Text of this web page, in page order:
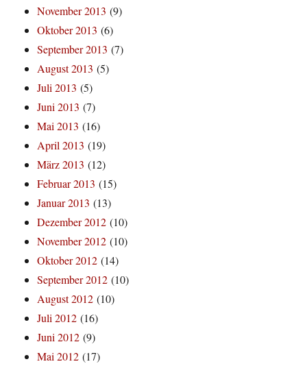
November 2013 (9)
Oktober 2013 (6)
September 2013 (7)
August 2013 (5)
Juli 2013 (5)
Juni 2013 (7)
Mai 2013 (16)
April 2013 (19)
März 2013 (12)
Februar 2013 (15)
Januar 2013 (13)
Dezember 2012 (10)
November 2012 (10)
Oktober 2012 (14)
September 2012 (10)
August 2012 (10)
Juli 2012 (16)
Juni 2012 (9)
Mai 2012 (17)